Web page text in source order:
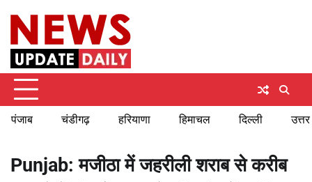
content
पंजाब चंडीगढ़ हरियाणा हिमाचल दिल्ली
Punjab: मजीठा में जहरीली शराब से करीब